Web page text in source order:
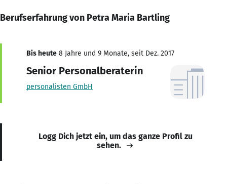
Berufserfahrung von Petra Maria Bartling
Bis heute 8 Jahre und 9 Monate, seit Dez. 2017
Senior Personalberaterin
personalisten GmbH
Logg Dich jetzt ein, um das ganze Profil zu
sehen.